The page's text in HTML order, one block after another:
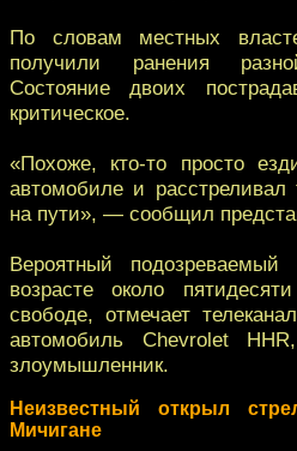
По словам местных
получили ранения
Состояние двоих
критическое.
«Похоже, кто-то просто
автомобиле и
на пути», — сообщил
Вероятный
возрасте около
свободе, отмечает
автомобиль Chevrolet
злоумышленник.
Неизвестный открыл
Мичигане